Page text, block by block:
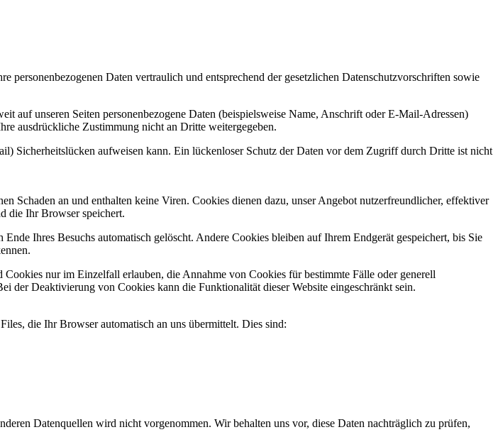
personenbezogenen Daten vertraulich und entsprechend der gesetzlichen Datenschutzvorschriften sowie
auf unseren Seiten personenbezogene Daten (beispielsweise Name, Anschrift oder E-Mail-Adressen)
ausdrückliche Zustimmung nicht an Dritte weitergegeben.
Sicherheitslücken aufweisen kann. Ein lückenloser Schutz der Daten vor dem Zugriff durch Dritte ist nicht
Schaden an und enthalten keine Viren. Cookies dienen dazu, unser Angebot nutzerfreundlicher, effektiver
die Ihr Browser speichert.
Ihres Besuchs automatisch gelöscht. Andere Cookies bleiben auf Ihrem Endgerät gespeichert, bis Sie
nur im Einzelfall erlauben, die Annahme von Cookies für bestimmte Fälle oder generell
der Deaktivierung von Cookies kann die Funktionalität dieser Website eingeschränkt sein.
die Ihr Browser automatisch an uns übermittelt. Dies sind:
Datenquellen wird nicht vorgenommen. Wir behalten uns vor, diese Daten nachträglich zu prüfen,